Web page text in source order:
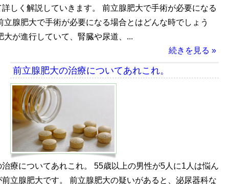
しく解説していきます。 前立腺肥大で手術が必要になる
立腺肥大で手術が必要になる場合とはどんな時でしょう
大が進行していて、腎臓や尿道、...
続きを見る »
前立腺肥大の治療についてあれこれ。
療についてあれこれ。 55歳以上の男性が5人に1人は悩ん
立腺肥大です。 前立腺肥大の疑いがあると、泌尿器科な